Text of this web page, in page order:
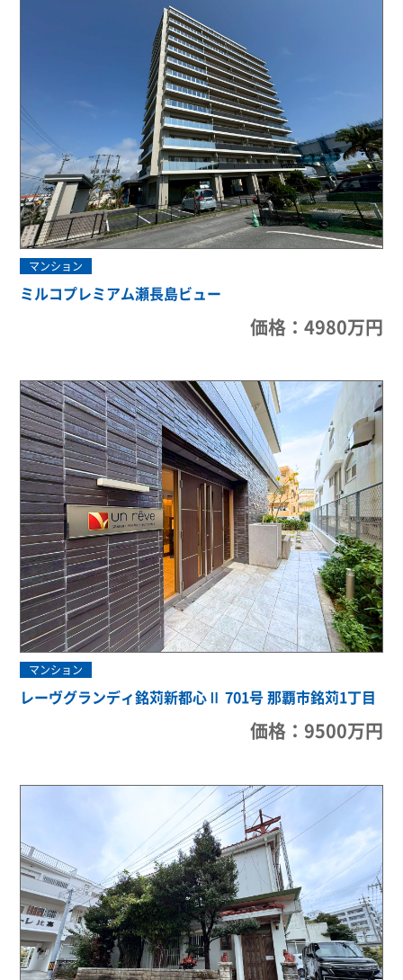
マンション
ミルコプレミアム瀬長島ビュー
価格：4980万円
マンション
レーヴグランディ銘苅新都心Ⅱ 701号 那覇市銘苅1丁目
価格：9500万円